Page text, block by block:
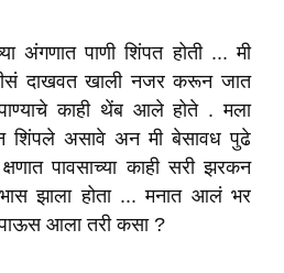
अंगणात पाणी शिंपत होती ... मी
दाखवत खाली नजर करून जात
पाण्याचे काही थेंब आले होते . मला
शिंपले असावे अन मी बेसावध पुढे
पावसाच्या काही सरी झरकन
झाला होता ... मनात आलं भर
आला तरी कसा ?